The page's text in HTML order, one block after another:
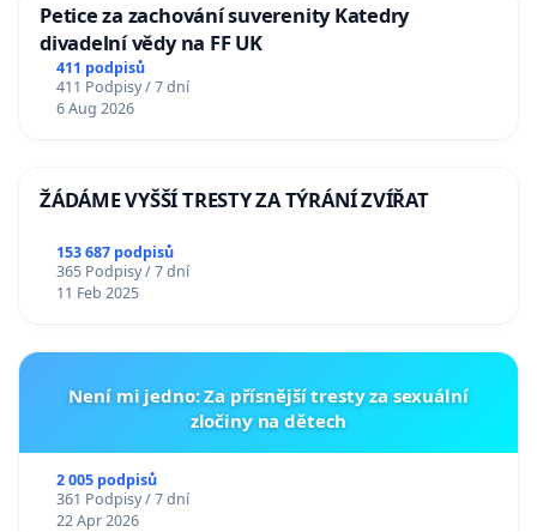
Petice za zachování suverenity Katedry
divadelní vědy na FF UK
411 podpisů
411 Podpisy / 7 dní
6 Aug 2026
ŽÁDÁME VYŠŠÍ TRESTY ZA TÝRÁNÍ ZVÍŘAT
153 687 podpisů
365 Podpisy / 7 dní
11 Feb 2025
Není mi jedno: Za přísnější tresty za sexuální
zločiny na dětech
2 005 podpisů
361 Podpisy / 7 dní
22 Apr 2026